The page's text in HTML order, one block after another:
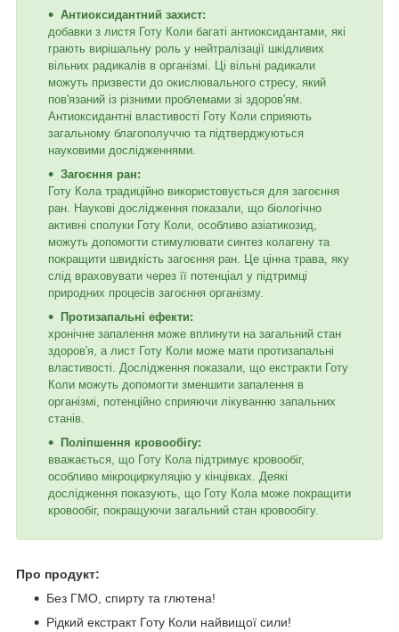
Антиоксидантний захист:
добавки з листя Готу Коли багаті антиоксидантами, які
грають вирішальну роль у нейтралізації шкідливих
вільних радикалів в організмі. Ці вільні радикали
можуть призвести до окислювального стресу, який
пов'язаний із різними проблемами зі здоров'ям.
Антиоксидантні властивості Готу Коли сприяють
загальному благополуччю та підтверджуються
науковими дослідженнями.
Загоєння ран:
Готу Кола традиційно використовується для загоєння
ран. Наукові дослідження показали, що біологічно
активні сполуки Готу Коли, особливо азіатикозид,
можуть допомогти стимулювати синтез колагену та
покращити швидкість загоєння ран. Це цінна трава, яку
слід враховувати через її потенціал у підтримці
природних процесів загоєння організму.
Протизапальні ефекти:
хронічне запалення може вплинути на загальний стан
здоров'я, а лист Готу Коли може мати протизапальні
властивості. Дослідження показали, що екстракти Готу
Коли можуть допомогти зменшити запалення в
організмі, потенційно сприяючи лікуванню запальних
станів.
Поліпшення кровообігу:
вважається, що Готу Кола підтримує кровообіг,
особливо мікроциркуляцію у кінцівках. Деякі
дослідження показують, що Готу Кола може покращити
кровообіг, покращуючи загальний стан кровообігу.
Про продукт:
Без ГМО, спирту та глютена!
Рідкий екстракт Готу Коли найвищої сили!